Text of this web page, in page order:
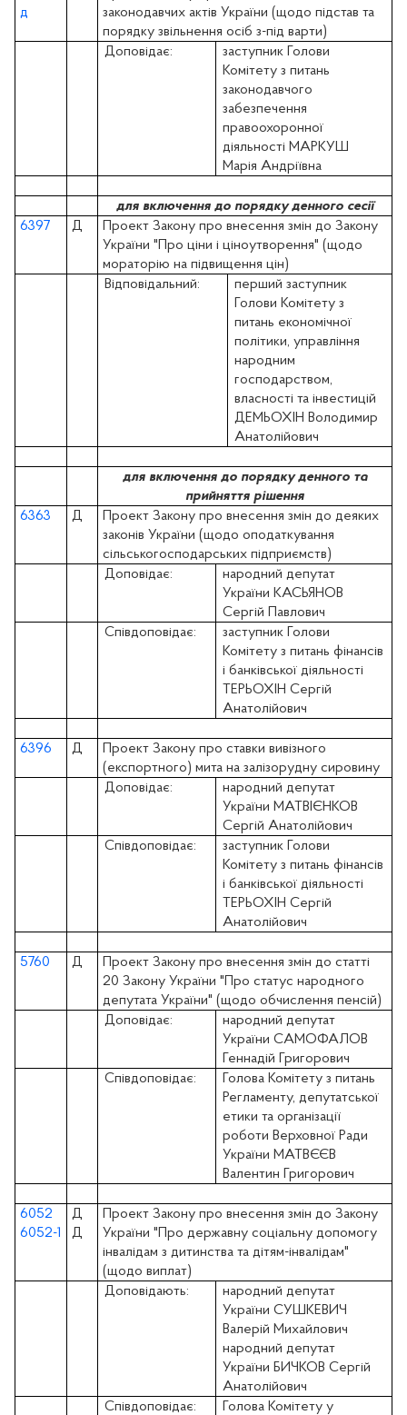
д
законодавчих актів України (щодо підстав та
порядку звільнення осіб з-під варти)
Доповідає:
заступник Голови
Комітету з питань
законодавчого
забезпечення
правоохоронної
діяльності МАРКУШ
Марія Андріївна
для включення до порядку денного сесії
6397
Д
Проект Закону про внесення змін до Закону
України "Про ціни і ціноутворення" (щодо
мораторію на підвищення цін)
Відповідальний:
перший заступник
Голови Комітету з
питань економічної
політики, управління
народним
господарством,
власності та інвестицій
ДЕМЬОХІН Володимир
Анатолійович
для включення до порядку денного та
прийняття рішення
6363
Д
Проект Закону про внесення змін до деяких
законів України (щодо оподаткування
сільськогосподарських підприємств)
Доповідає:
народний депутат
України КАСЬЯНОВ
Сергій Павлович
Співдоповідає:
заступник Голови
Комітету з питань фінансів
і банківської діяльності
ТЕРЬОХІН Сергій
Анатолійович
6396 Д
Проект Закону про ставки вивізного
(експортного) мита на залізорудну сировину
Доповідає:
народний депутат
України МАТВІЄНКОВ
Сергій Анатолійович
Співдоповідає:
заступник Голови
Комітету з питань фінансів
і банківської діяльності
ТЕРЬОХІН Сергій
Анатолійович
5760 Д
Проект Закону про внесення змін до статті
20 Закону України "Про статус народного
депутата України" (щодо обчислення пенсій)
Доповідає:
народний депутат
України САМОФАЛОВ
Геннадій Григорович
Співдоповідає:
Голова Комітету з питань
Регламенту, депутатської
етики та організації
роботи Верховної Ради
України МАТВЄЄВ
Валентин Григорович
6052
6052-1
Д
Д
Проект Закону про внесення змін до Закону
України "Про державну соціальну допомогу
інвалідам з дитинства та дітям-інвалідам"
(щодо виплат)
Доповідають:
народний депутат
України СУШКЕВИЧ
Валерій Михайлович
народний депутат
України БИЧКОВ Сергій
Анатолійович
Співдоповідає:
Голова Комітету у